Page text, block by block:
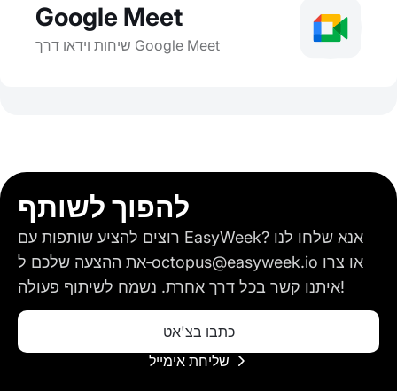
Google Meet
שיחות וידאו דרך Google Meet
להפוך לשותף
רוצים להציע שותפות עם EasyWeek? אנא שלחו לנו
את ההצעה שלכם ל‑octopus@easyweek.io או צרו
איתנו קשר בכל דרך אחרת. נשמח לשיתוף פעולה!
כתבו בצ'אט
שליחת אימייל